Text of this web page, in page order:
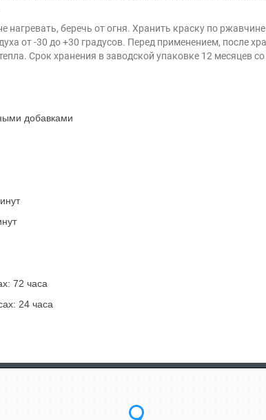
нагревать, беречь от огня. Хранить краску по
от -30 до +30 градусов. Перед применением, после
Срок хранения в заводской упаковке 12 месяцев
добавками
72 часа
24 часа